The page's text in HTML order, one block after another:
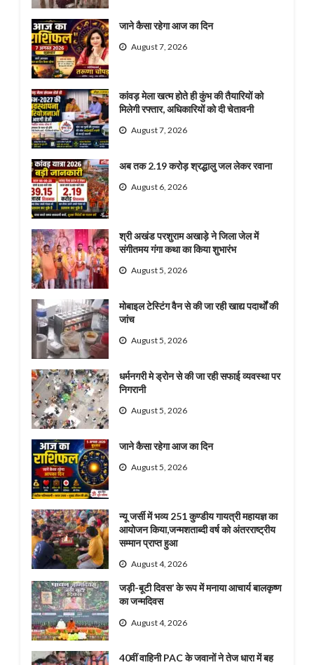
जाने कैसा रहेगा आज का दिन
August 7, 2026
कांवड़ मेला खत्म होते ही कुंभ की तैयारियों को
मिलेगी रफ्तार, अधिकारियों को दी चेतावनी
August 7, 2026
अब तक 2.19 करोड़ श्रद्धालु जल लेकर रवाना
August 6, 2026
श्री अखंड परशुराम अखाड़े ने जिला जेल में
संगीतमय गंगा कथा का किया शुभारंभ
August 5, 2026
मोबाइल टेस्टिंग वैन से की जा रही खाद्य पदार्थों की
जांच
August 5, 2026
धर्मनगरी मे ड्रोन से की जा रही सफाई व्यवस्था पर
निगरानी
August 5, 2026
जाने कैसा रहेगा आज का दिन
August 5, 2026
न्यू जर्सी में भव्य 251 कुण्डीय गायत्री महायज्ञ का
आयोजन किया,जन्मशताब्दी वर्ष को अंतरराष्ट्रीय
सम्मान प्राप्त हुआ
August 4, 2026
जड़ी-बूटी दिवस’ के रूप में मनाया आचार्य बालकृष्ण
का जन्मदिवस
August 4, 2026
40वीं वाहिनी PAC के जवानों ने तेज धारा में बह